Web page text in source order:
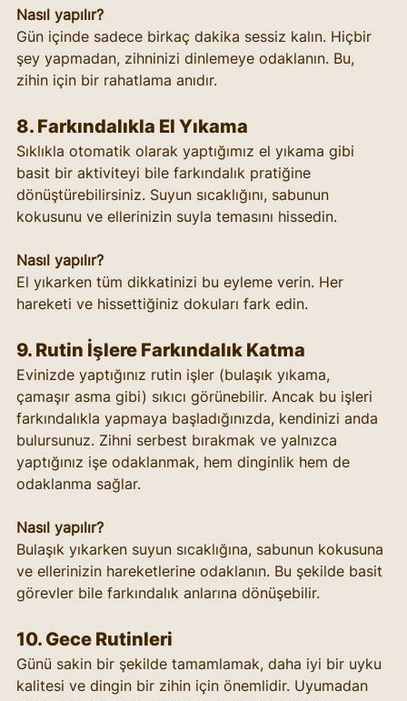
Nasıl yapılır?
Gün içinde sadece birkaç dakika sessiz kalın. Hiçbir
şey yapmadan, zihninizi dinlemeye odaklanın. Bu,
zihin için bir rahatlama anıdır.
8. Farkındalıkla El Yıkama
Sıklıkla otomatik olarak yaptığımız el yıkama gibi
basit bir aktiviteyi bile farkındalık pratiğine
dönüştürebilirsiniz. Suyun sıcaklığını, sabunun
kokusunu ve ellerinizin suyla temasını hissedin.
Nasıl yapılır?
El yıkarken tüm dikkatinizi bu eyleme verin. Her
hareketi ve hissettiğiniz dokuları fark edin.
9. Rutin İşlere Farkındalık Katma
Evinizde yaptığınız rutin işler (bulaşık yıkama,
çamaşır asma gibi) sıkıcı görünebilir. Ancak bu işleri
farkındalıkla yapmaya başladığınızda, kendinizi anda
bulursunuz. Zihni serbest bırakmak ve yalnızca
yaptığınız işe odaklanmak, hem dinginlik hem de
odaklanma sağlar.
Nasıl yapılır?
Bulaşık yıkarken suyun sıcaklığına, sabunun kokusuna
ve ellerinizin hareketlerine odaklanın. Bu şekilde basit
görevler bile farkındalık anlarına dönüşebilir.
10. Gece Rutinleri
Günü sakin bir şekilde tamamlamak, daha iyi bir uyku
kalitesi ve dingin bir zihin için önemlidir. Uyumadan